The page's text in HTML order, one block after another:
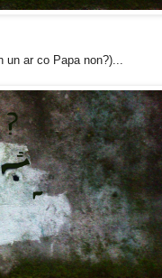
ar co Papa non?)...